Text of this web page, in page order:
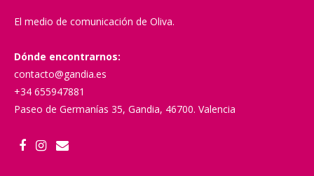
El medio de comunicación de Oliva.
Dónde encontrarnos:
contacto@gandia.es
+34 655947881
Paseo de Germanías 35, Gandia, 46700. Valencia